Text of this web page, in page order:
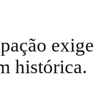
histórica.